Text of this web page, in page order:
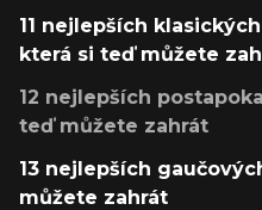
11 nejlepších
která si teď můžete
12 nejlepších
teď můžete zahrát
13 nejlepších
můžete zahrát